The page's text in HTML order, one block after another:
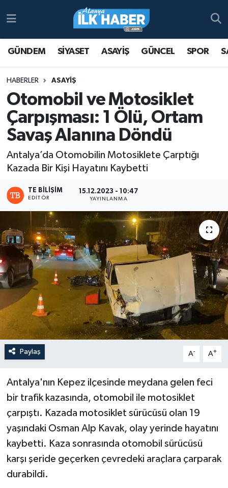
GÜNDEM SİYASET ASAYİŞ GÜNCEL SPOR
HABERLER ASAYİŞ
Otomobil ve Motosiklet
Çarpışması: 1 Ölü, Ortam
Savaş Alanına Döndü
Antalya’da Otomobilin Motosiklete Çarptığı
Kazada Bir Kişi Hayatını Kaybetti
TE BILIŞIM
EDITÖR
15.12.2023 - 10:47
YAYINLANMA
Paylaş A- A+
Antalya'nın Kepez ilçesinde meydana gelen feci
bir trafik kazasında, otomobil ile motosiklet
çarpıştı. Kazada motosiklet sürücüsü olan 19
yaşındaki Osman Alp Kavak, olay yerinde hayatını
kaybetti. Kaza sonrasında otomobil sürücüsü
karşı şeride geçerken çevredeki araçlara çarparak
durabildi.
Antalya Nöbetçi Eczaneler
Antalya Namaz Vakitleri
Antalya Trafik Yoğunluk Haritası
Süper Lig Puan Durumu ve Fikstür
Tüm Manşetler
Son Dakika Haberleri
Haber Arşivi